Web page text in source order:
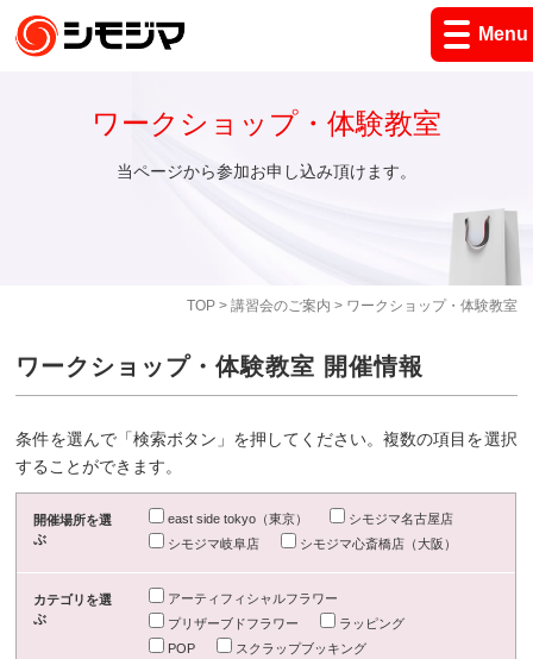
Menu
TOP> 講習会のご案内 > ワークショップ・体験教室
ワークショップ・体験教室
当ページから参加お申し込み頂けます。
ワークショップ・体験教室 開催情報
条件を選んで「検索ボタン」を押してください。複数の項目を選択
することができます。
開催場所を選
ぶ
east side tokyo（東京）
シモジマ名古屋店
シモジマ岐阜店
シモジマ心斎橋店（大阪）
カテゴリを選
ぶ
アーティフィシャルフラワー
プリザーブドフラワー
ラッピング
POP
スクラップブッキング